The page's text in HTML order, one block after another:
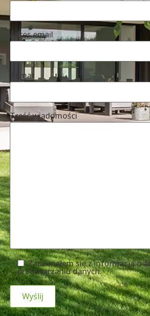
Adres email
Temat
Treść wiadomości
Zapoznałem się z informacją o
przetwarzaniu danych.